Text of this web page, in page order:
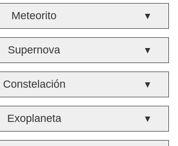
Meteorito ▼
Supernova ▼
Constelación ▼
Exoplaneta ▼